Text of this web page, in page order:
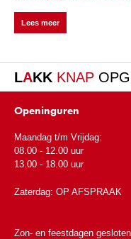
Lees meer
LAKK KNAP
Openinguren
Maandag t/m Vrijdag:
08.00 - 12.00 uur
13.00 - 18.00 uur
Zaterdag: OP AFSPRAAK
Zon- en feestdagen